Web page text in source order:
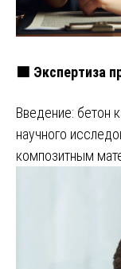
🟩 Экспертиза
Введение: бетон
научного
композитным